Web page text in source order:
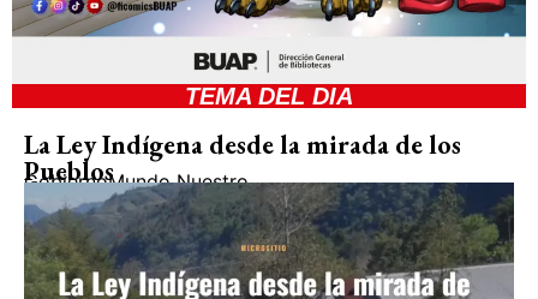
TEMA DEL DIA
La Ley Indígena desde la mirada de los
Pueblos
GobiernoMundo Nuestro